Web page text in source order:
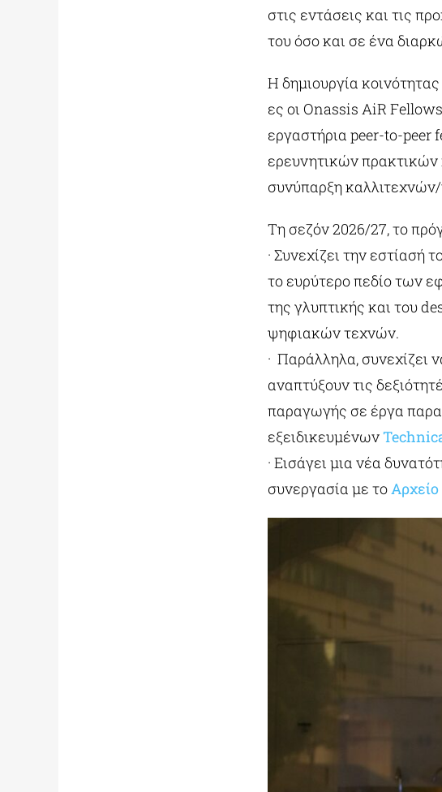
στις εντάσεις και τις
του όσο και σε ένα
Η δημιουργία
ες οι Onassis AiR Fellows
εργαστήρια peer-to-peer
ερευνητικών
συνύπαρξη
Τη σεζόν 2026/27, το
· Συνεχίζει την
το ευρύτερο πεδίο των
της γλυπτικής και του
ψηφιακών τεχνών.
· Παράλληλα, συνεχίζει
αναπτύξουν τις
παραγωγής σε έργα
εξειδικευμένων
· Εισάγει μια νέα
συνεργασία με το